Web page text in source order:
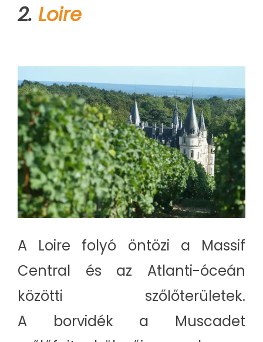
2. Loire
A Loire folyó öntözi a Massif
Central és az Atlanti-óceán
közötti szőlőterületek.
A borvidék a Muscadet